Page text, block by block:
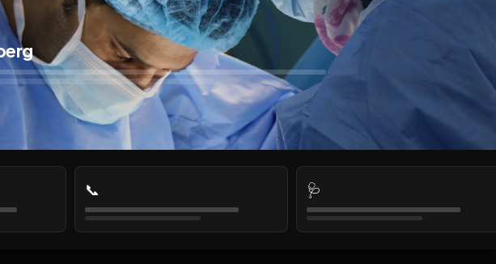
📞 🩺